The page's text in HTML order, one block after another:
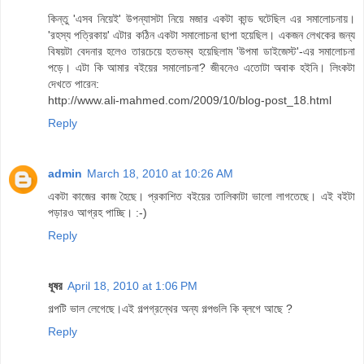
কিন্তু 'এসব নিয়েই' উপন্যাসটা নিয়ে মজার একটা কান্ড ঘটেছিল এর সমালোচনায়।
'রহস্য পত্রিকায়' এটার কঠিন একটা সমালোচনা ছাপা হয়েছিল। একজন লেখকের জন্য
বিষয়টা বেদনার হলেও তারচেয়ে হতভম্ব হয়েছিলাম 'উপমা ডাইজেস্ট'-এর সমালোচনা
পড়ে। এটা কি আমার বইয়ের সমালোচনা? জীবনেও এতোটা অবাক হইনি। লিংকটা
দেখতে পারেন:
http://www.ali-mahmed.com/2009/10/blog-post_18.html
Reply
admin March 18, 2010 at 10:26 AM
একটা কাজের কাজ হৈছে। প্রকাশিত বইয়ের তালিকাটা ভালো লাগতেছে। এই বইটা
পড়ারও আগ্রহ পাচ্ছি। :-)
Reply
ধূষর April 18, 2010 at 1:06 PM
গল্পটি ভাল লেগেছে।এই গল্পগ্রন্থের অন্য গল্পগুলি কি ব্লগে আছে ?
Reply